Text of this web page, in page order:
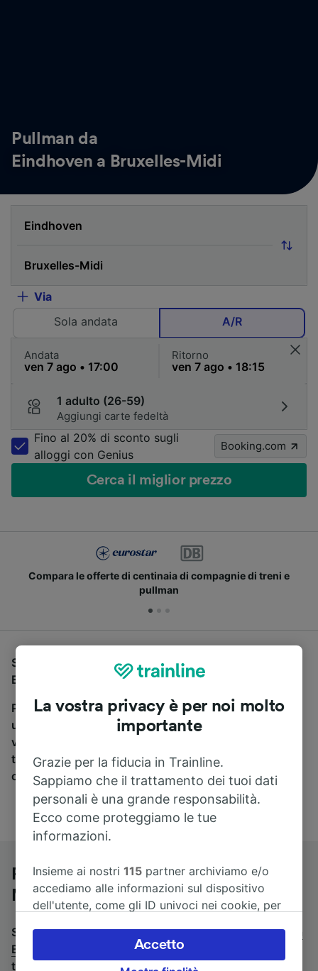
Pullman da
Eindhoven a Bruxelles-Midi
Via
Sola andata
A/R
Andata Ritorno
1 adulto (26-59)
Aggiungi carte fedeltà
Fino al 20% di sconto sugli
alloggi con Genius
Booking.com
Cerca il miglior prezzo
Compara le offerte di centinaia di compagnie di treni e
pullman
Se stai cercando un pullman per viaggiare da
Eindhoven a Bruxelles-Midi, sei nel posto giusto.
Per trovare i biglietti dei pullman, è sufficiente avviare
una ricerca in alto, e compareremo i tempi e i costi del
viaggio in treno e in pullman. Con Trainline puoi
trovare i biglietti per viaggiare con oltre 170
compagnie ferroviarie e dei pullman.
Pullman da Eindhoven a Bruxelles-
Midi
Stai cercando un viaggio di ritorno? Vai supullman da
Bruxelles-Midi a Eindhoven.Se preferisci prendere il
treno, consulta la paginatreni da Eindhoven a
La vostra privacy è per noi molto
importante
Grazie per la fiducia in Trainline.
Sappiamo che il trattamento dei tuoi dati
personali è una grande responsabilità.
Ecco come proteggiamo le tue
informazioni.
Insieme ai nostri115 partner archiviamo e/o
accediamo alle informazioni sul dispositivo
dell'utente, come gli ID univoci nei cookie, per
accettare o gestire le proprie scelte facendo
clic di seguito, tra cui il proprio diritto di
Accetto